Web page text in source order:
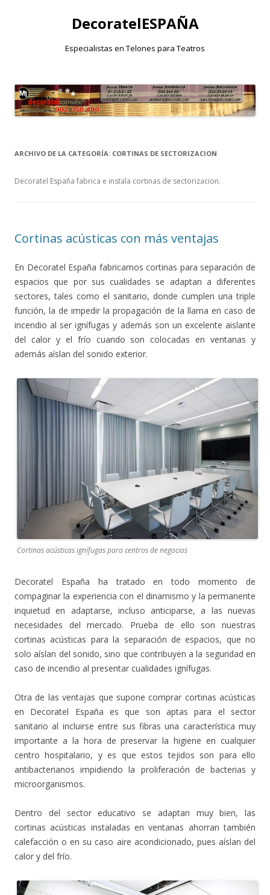
DecoratelESPAÑA
Especialistas en Telones para Teatros
al
contenido
ARCHIVO DE LA CATEGORÍA: CORTINAS DE SECTORIZACION
Decoratel España fabrica e instala cortinas de sectorizacion.
Cortinas acústicas con más ventajas
En Decoratel España fabricamos cortinas para separación de
espacios que por sus cualidades se adaptan a diferentes
sectores, tales como el sanitario, donde cumplen una triple
función, la de impedir la propagación de la llama en caso de
incendio al ser ignífugas y además son un excelente aislante
del calor y el frío cuando son colocadas en ventanas y
además aíslan del sonido exterior.
Cortinas acústicas ignífugas para centros de negocios
Decoratel España ha tratado en todo momento de
compaginar la experiencia con el dinamismo y la permanente
inquietud en adaptarse, incluso anticiparse, a las nuevas
necesidades del mercado. Prueba de ello son nuestras
cortinas acústicas para la separación de espacios, que no
solo aíslan del sonido, sino que contribuyen a la seguridad en
caso de incendio al presentar cualidades ignífugas.
Otra de las ventajas que supone comprar cortinas acústicas
en Decoratel España es que son aptas para el sector
sanitario al incluirse entre sus fibras una característica muy
importante a la hora de preservar la higiene en cualquier
centro hospitalario, y es que estos tejidos son para ello
antibacterianos impidiendo la proliferación de bacterias y
microorganismos.
Dentro del sector educativo se adaptan muy bien, las
cortinas acústicas instaladas en ventanas ahorran también
calefacción o en su caso aire acondicionado, pues aíslan del
calor y del frío.